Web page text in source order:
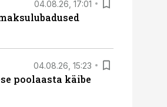
04.08.26, 17:01
04.08.26, 15:23
poolaasta käibe